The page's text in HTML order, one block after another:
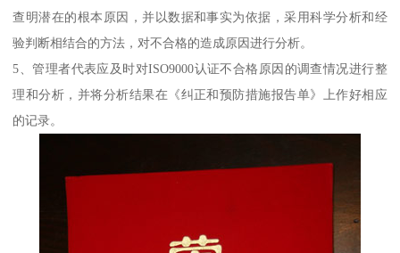
查明潜在的根本原因，并以数据和事实为依据，采用科学分析和经
验判断相结合的方法，对不合格的造成原因进行分析。
5、管理者代表应及时对ISO9000认证不合格原因的调查情况进行整
理和分析，并将分析结果在《纠正和预防措施报告单》上作好相应
的记录。